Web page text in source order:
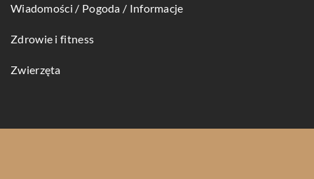
Wiadomości / Pogoda / Informacje
Zdrowie i fitness
Zwierzęta